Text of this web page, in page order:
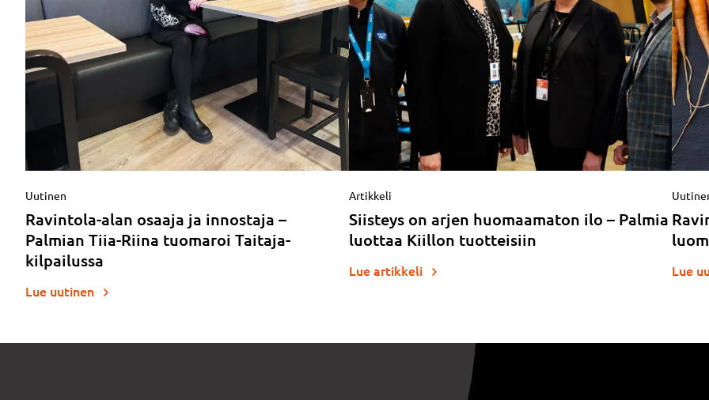
Uutinen
Ravintola-alan osaaja ja innostaja –
Palmian Tiia-Riina tuomaroi Taitaja-
kilpailussa
Lue uutinen
Artikkeli
Siisteys on arjen huomaamaton ilo – Palmia
luottaa Kiillon tuotteisiin
Lue artikkeli Lue